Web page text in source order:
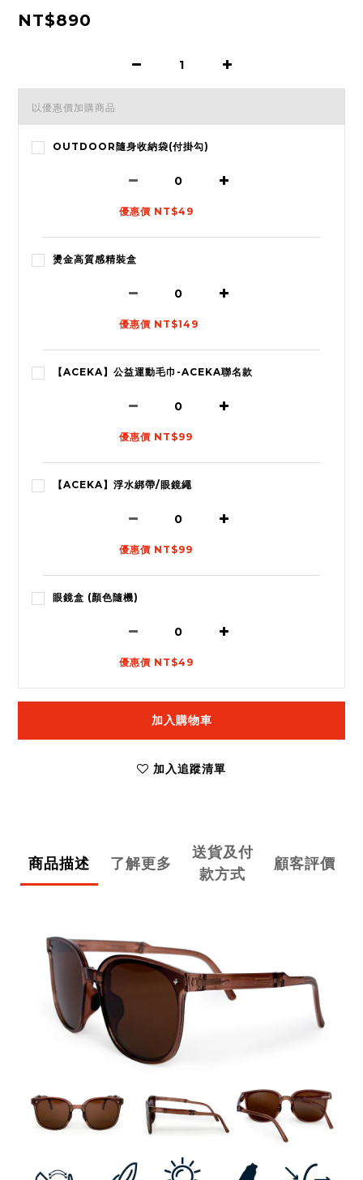
NT$890
以優惠價加購商品
OUTDOOR隨身收納袋(付掛勾)
優惠價 NT$49
燙金高質感精裝盒
優惠價 NT$149
【ACEKA】公益運動毛巾-ACEKA聯名款
優惠價 NT$99
【ACEKA】浮水綁帶/眼鏡繩
優惠價 NT$99
眼鏡盒 (顏色隨機)
優惠價 NT$49
加入購物車
加入追蹤清單
商品描述 了解更多
送貨及付
款方式
顧客評價